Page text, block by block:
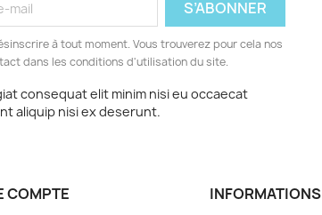
à tout moment. Vous trouverez pour cela nos
dans les conditions d'utilisation du site.
consequat elit minim nisi eu occaecat
aliquip nisi ex deserunt.
COMPTE INFORMATIONS
×